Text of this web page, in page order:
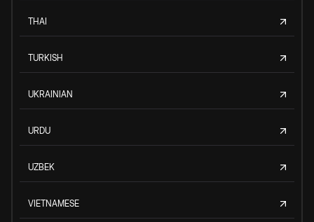
THAI
TURKISH
UKRAINIAN
URDU
UZBEK
VIETNAMESE